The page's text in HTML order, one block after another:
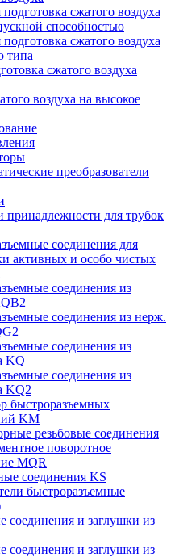
сжатого воздуха
способностью
сжатого воздуха
типа
сжатого воздуха
воздуха на высокое
преобразователи
для трубок
соединения для
активных и особо чистых
соединения из
соединения из нерж.
соединения из
KQ
соединения из
KQ2
быстроразъемных
KM
резьбовые соединения
поворотное
MQR
соединения KS
быстроразъемные
соединения и заглушки из
соединения и заглушки из